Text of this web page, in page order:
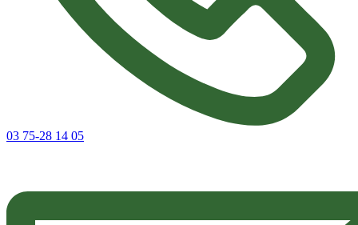
03 75-28 14 05